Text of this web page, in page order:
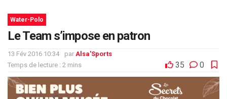
Water-Polo
Le Team s’impose en patron
13 Fév 2016 10:34 par Alsa'Sports
Temps de lecture : 2 mins
35 0